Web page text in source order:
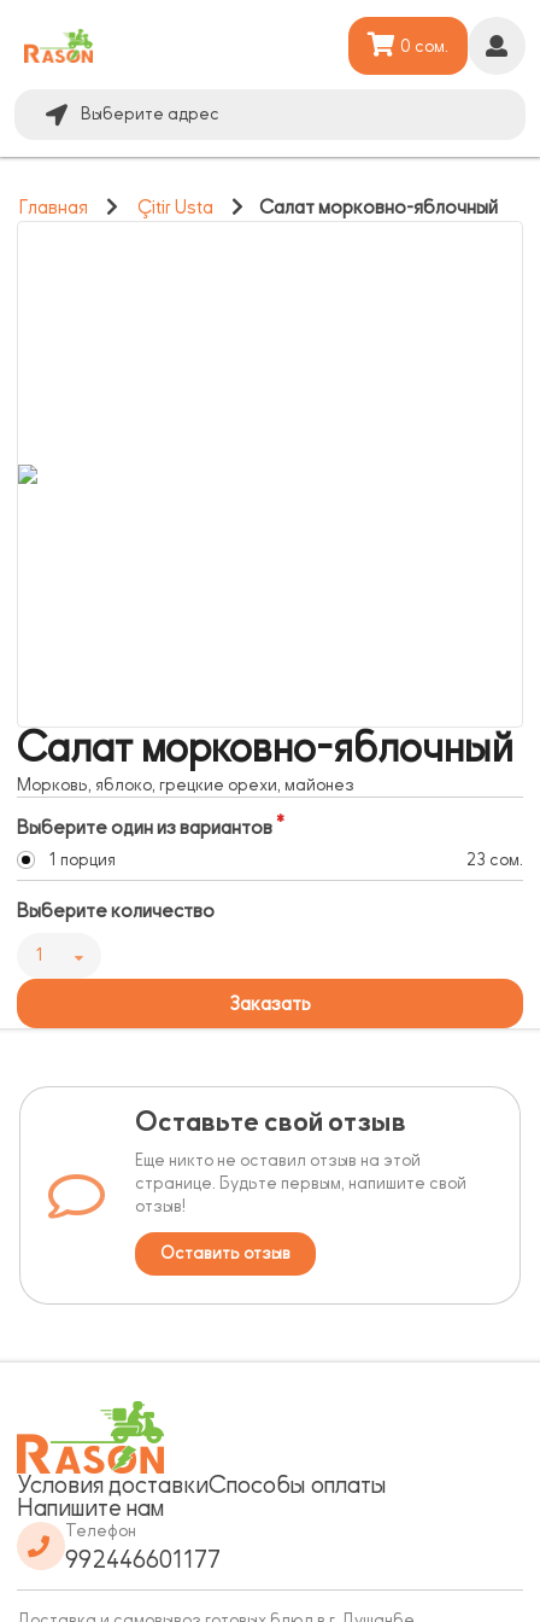
Выберите адрес
0 сом.
Главная Çitir Usta Салат морковно-яблочный
Салат морковно-яблочный
Морковь, яблоко, грецкие орехи, майонез
Выберите один из вариантов
1 порция 23 сом.
Выберите количество
1
Заказать
Оставьте свой отзыв
Еще никто не оставил отзыв на этой
странице. Будьте первым, напишите свой
отзыв!
Оставить отзыв
Условия доставкиСпособы оплаты
Напишите нам
Телефон
992446601177